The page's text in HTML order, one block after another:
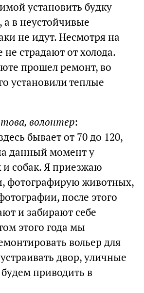
установить будку
а в неустойчивые
не идут. Несмотря на
страдают от холода.
прошел ремонт, во
установили теплые
волонтер:
бывает от 70 до 120,
данный момент у
и собак. Я приезжаю
фотографирую животных,
после этого
и забирают себе
этого года мы
вольер для
двор, уличные
приводить в